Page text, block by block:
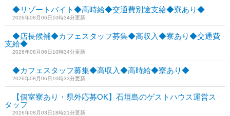
◆リゾートバイト◆高時給◆交通費別途支給◆寮あり◆
2026年08月06日10時34分更新
◆店長候補◆カフェスタッフ募集◆高収入◆寮あり◆交通費
支給◆
2026年08月06日10時34分更新
◆カフェスタッフ募集◆高収入◆高時給◆寮あり◆
2026年08月06日10時33分更新
【個室寮あり・県外応募OK】石垣島のゲストハウス運営ス
タッフ
2026年08月03日18時21分更新